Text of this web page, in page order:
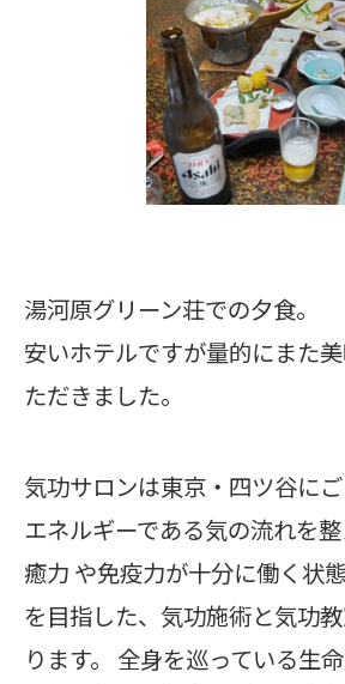
湯河原グリーン荘での夕食。
安いホテルですが量的にまた
ただきました。
気功サロンは東京・四ツ谷に
エネルギーである気の流れを
癒力 や免疫力が十分に働く状
を目指した、気功施術と気功
ります。 全身を巡っている生